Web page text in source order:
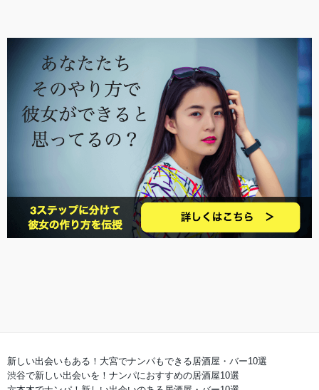
新しい出会いもある！大宮でナンパもできる居酒屋・バー10選
渋谷で新しい出会いを！ナンパにおすすめの居酒屋10選